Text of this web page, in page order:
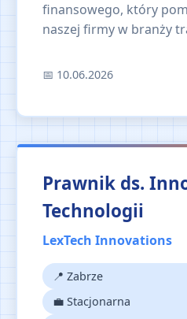
finansowego, który
naszej firmy w branży
📅 10.06.2026
Prawnik ds.
Technologii
LexTech Innovations
📍 Zabrze
💼 Stacjonarna